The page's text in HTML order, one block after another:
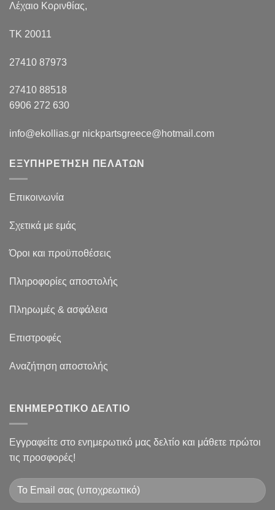
Λέχαιο Κορινθίας,
ΤΚ 20011
27410 87973
27410 88518
6906 272 630
info@ekollias.gr nickpartsgreece@hotmail.com
ΕΞΥΠΗΡΕΤΗΣΗ ΠΕΛΑΤΩΝ
Επικοινωνία
Σχετικά με εμάς
Όροι και προϋποθέσεις
Πληροφορίες αποστολής
Πληρωμές & ασφάλεια
Επιστροφές
Αναζήτηση αποστολής
ΕΝΗΜΕΡΩΤΙΚΟ ΔΕΛΤΙΟ
Εγγραφείτε στο ενημερωτικό μας δελτίο και μάθετε πρώτοι
τις προσφορές!